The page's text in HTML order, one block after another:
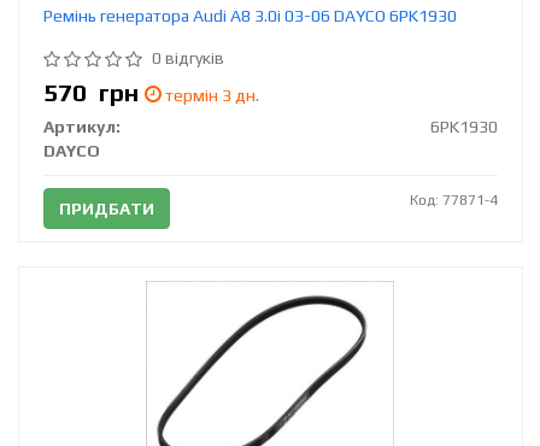
Ремінь генератора Audi A8 3.0i 03-06 DAYCO 6PK1930
0 відгуків
570 грн
термін 3 дн.
Артикул:
6PK1930
DAYCO
ПРИДБАТИ Код: 77871-4